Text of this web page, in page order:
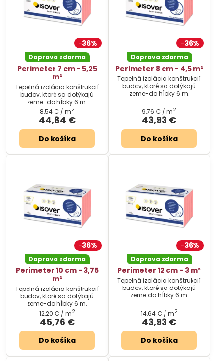
36%
Doprava zdarma
Perimeter 7 cm - 5,25
m²
Tepelná izolácia konštrukcií
budov, ktoré sa dotýkajú
zeme-do hĺbky 6 m.
44,84 €
8,54 € / m2
Do košíka
36%
Doprava zdarma
Perimeter 8 cm - 4,5 m²
Tepelná izolácia konštrukcií
budov, ktoré sa dotýkajú
zeme-do hĺbky 6 m.
43,93 €
9,76 € / m2
Do košíka
36%
Doprava zdarma
Perimeter 10 cm - 3,75
m²
Tepelná izolácia konštrukcií
budov, ktoré sa dotýkajú
zeme-do hĺbky 6 m.
45,76 €
12,20 € / m2
Do košíka
36%
Doprava zdarma
Perimeter 12 cm - 3 m²
Tepelná izolácia konštrukcií
budov, ktoré sa dotýkajú
zeme do hĺbky 6 m.
43,93 €
14,64 € / m2
Do košíka